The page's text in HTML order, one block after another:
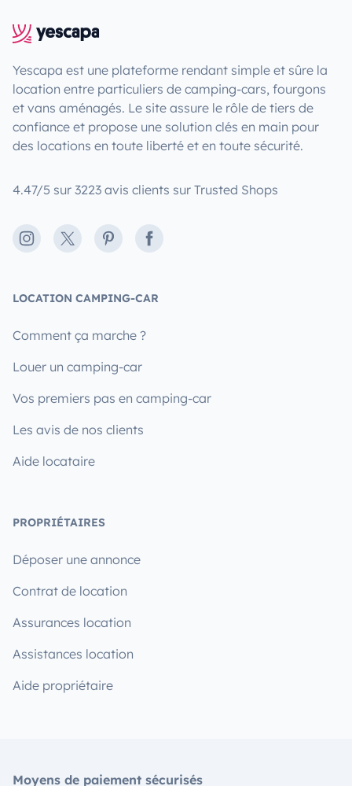
Yescapa est une plateforme rendant simple et sûre la
location entre particuliers de camping-cars, fourgons
et vans aménagés. Le site assure le rôle de tiers de
confiance et propose une solution clés en main pour
des locations en toute liberté et en toute sécurité.
4.47/5 sur 3223 avis clients sur Trusted Shops
Instagram
X PinterestFacebook
LOCATION CAMPING-CAR
Comment ça marche ?
Louer un camping-car
Vos premiers pas en camping-car
Les avis de nos clients
Aide locataire
PROPRIÉTAIRES
Déposer une annonce
Contrat de location
Assurances location
Assistances location
Aide propriétaire
Moyens de paiement sécurisés